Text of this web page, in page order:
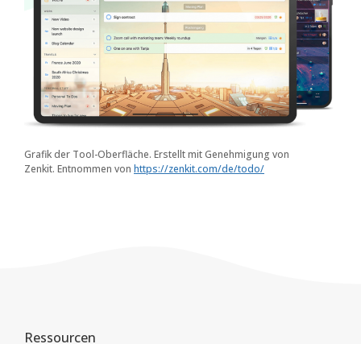
Grafik der Tool-Oberfläche. Erstellt mit Genehmigung von
Zenkit. Entnommen von https://zenkit.com/de/todo/
Ressourcen